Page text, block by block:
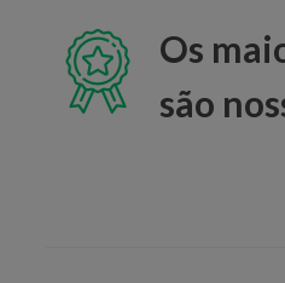
Os
são